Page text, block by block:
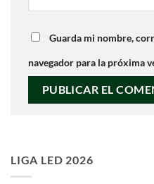
Guarda mi nombre,
navegador para la próxima
LIGA LED 2026